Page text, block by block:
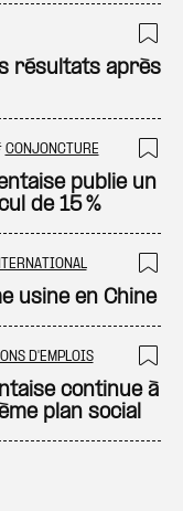
résultats après
CONJONCTURE
publie un
de 15 %
usine en Chine
D'EMPLOIS
continue à
plan social